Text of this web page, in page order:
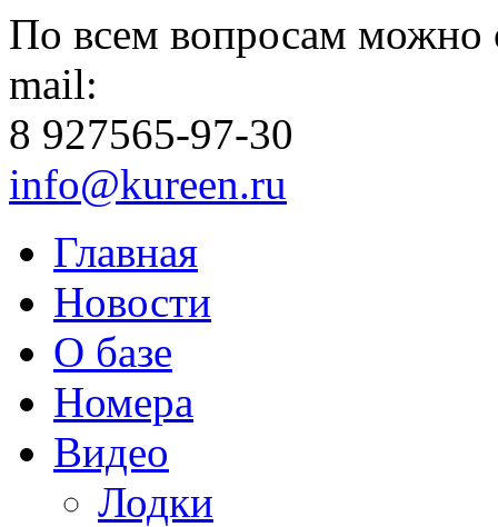
По всем вопросам можно
mail:
8 927565-97-30
info@kureen.ru
Главная
Новости
О базе
Номера
Видео
Лодки